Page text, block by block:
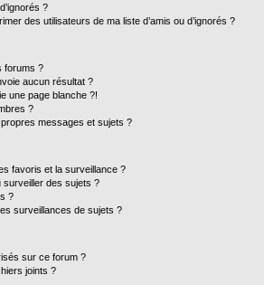
?
des utilisateurs de ma liste d’amis ou d’ignorés ?
forums ?
aucun résultat ?
une page blanche ?!
?
messages et sujets ?
favoris et la surveillance ?
surveiller des sujets ?
?
surveillances de sujets ?
sur ce forum ?
joints ?